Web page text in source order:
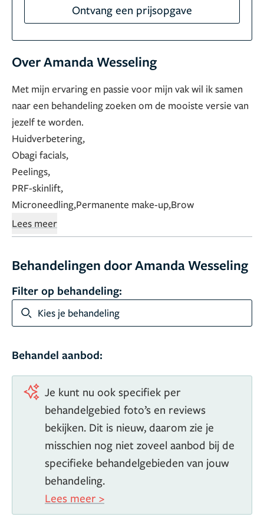
Ontvang een prijsopgave
Over Amanda Wesseling
Met mijn ervaring en passie voor mijn vak wil ik samen
naar een behandeling zoeken om de mooiste versie van
jezelf te worden.
Huidverbetering,
Obagi facials,
Peelings,
PRF-skinlift,
Microneedling,Permanente make-up,Brow
treatments,
Lees meer
Behandelingen door Amanda Wesseling
Filter op behandeling:
Kies je behandeling
Behandel aanbod:
Je kunt nu ook specifiek per
behandelgebied foto’s en reviews
bekijken. Dit is nieuw, daarom zie je
misschien nog niet zoveel aanbod bij de
specifieke behandelgebieden van jouw
behandeling.
Lees meer >